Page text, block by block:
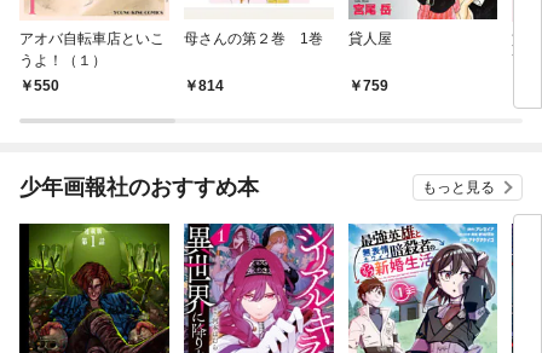
アオバ自転車店といこ
うよ！（１）
￥550
母さんの第２巻 1巻
￥814
貸人屋
￥759
貸
7・
少年画報社のおすすめ本 もっと見る